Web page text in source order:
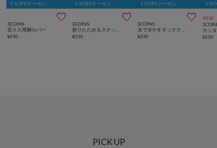
5％OFFクーポン

3COINS
豆イス用脚カバー
¥330
5％OFFクーポン

3COINS
¥330
5％OFFクーポン

3COINS
¥330
5％
NEW
¥550
PICK UP